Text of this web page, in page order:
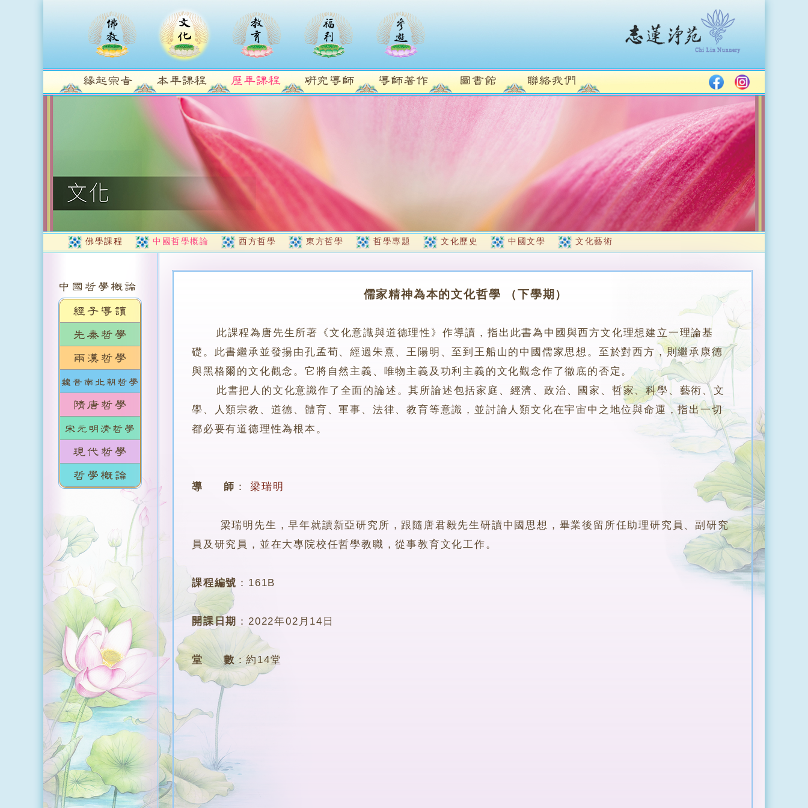
佛學課程 中國哲學概論 西方哲學 東方哲學 哲學專題 文化歷史 中國文學 文化藝術
儒家精神為本的文化哲學 （下學期）
此課程為唐先生所著《文化意識與道德理性》作導讀，指出此書為中國與西方文化理想建立一理論基
礎。此書繼承並發揚由孔孟荀、經過朱熹、王陽明、至到王船山的中國儒家思想。至於對西方，則繼承康德
與黑格爾的文化觀念。它將自然主義、唯物主義及功利主義的文化觀念作了徹底的否定。
此書把人的文化意識作了全面的論述。其所論述包括家庭、經濟、政治、國家、哲家、科學、藝術、文
學、人類宗教、道德、體育、軍事、法律、教育等意識，並討論人類文化在宇宙中之地位與命運，指出一切
都必要有道德理性為根本。
導 師 ： 梁瑞明
梁瑞明先生，早年就讀新亞研究所，跟隨唐君毅先生研讀中國思想，畢業後留所任助理研究員、副研究
員及研究員，並在大專院校任哲學教職，從事教育文化工作。
課程編號 ： 161B
開課日期 ：2022年02月14日
堂 數：約14堂